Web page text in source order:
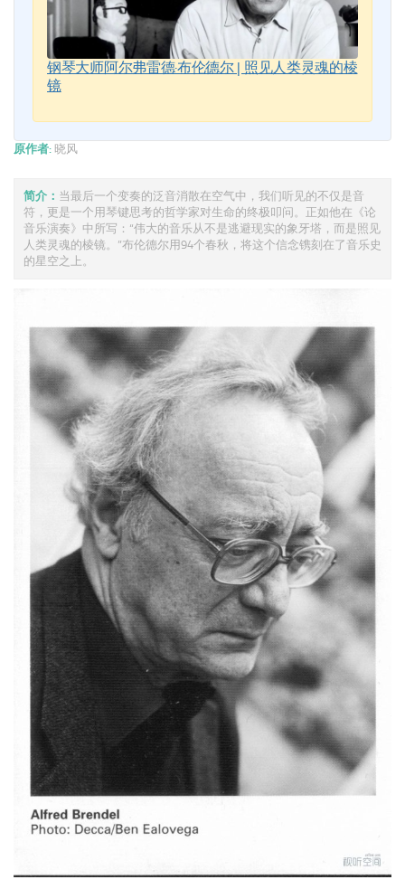
钢琴大师阿尔弗雷德·布伦德尔 | 照见人类灵魂的棱
镜
原作者: 晓风
简介： 当最后一个变奏的泛音消散在空气中，我们听见的不仅是音
符，更是一个用琴键思考的哲学家对生命的终极叩问。正如他在《论
音乐演奏》中所写：“伟大的音乐从不是逃避现实的象牙塔，而是照见
人类灵魂的棱镜。”布伦德尔用94个春秋，将这个信念镌刻在了音乐史
的星空之上。